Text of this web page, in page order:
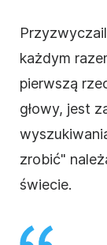
każdym
pierwszą
głowy, jest
zrobić"
świecie.